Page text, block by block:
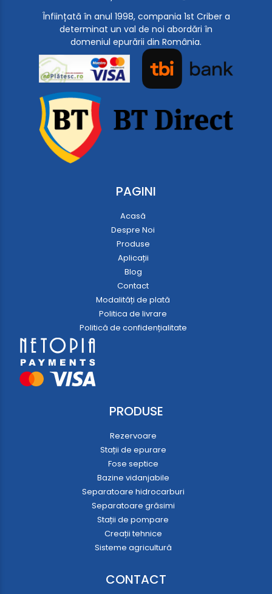
Înființată în anul 1998, compania 1st Criber a
determinat un val de noi abordări în
domeniul epurării din România.
PAGINI
Acasă
Despre Noi
Produse
Aplicații
Blog
Contact
Modalități de plată
Politica de livrare
Politică de confidențialitate
PRODUSE
Rezervoare
Stații de epurare
Fose septice
Bazine vidanjabile
Separatoare hidrocarburi
Separatoare grăsimi
Stații de pompare
Creații tehnice
Sisteme agricultură
CONTACT